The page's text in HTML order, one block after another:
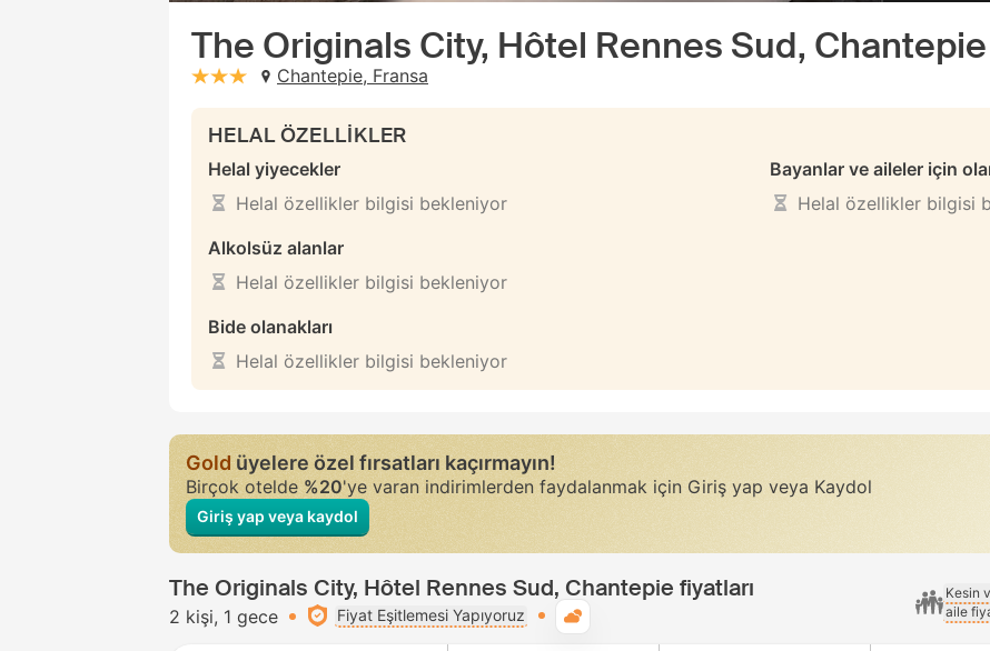
The Originals City, Hôtel Rennes Sud, Chantepie
stars: 3Chantepie, Fransa
HELAL ÖZELLİKLER
Helal yiyecekler
Helal özellikler bilgisi bekleniyor
Alkolsüz alanlar
Helal özellikler bilgisi bekleniyor
Bide olanakları
Helal özellikler bilgisi bekleniyor
Bayanlar ve aileler için
Helal özellikler bilgisi
Goldüyelere özel fırsatları kaçırmayın!
Birçok otelde%20'ye varan indirimlerden faydalanmak için Giriş yap veya Kaydol
Giriş yap veya kaydol
The Originals City, Hôtel Rennes Sud, Chantepie fiyatları
2 kişi 1 gece Fiyat Eşitlemesi Yapıyoruz
Kesin
aile